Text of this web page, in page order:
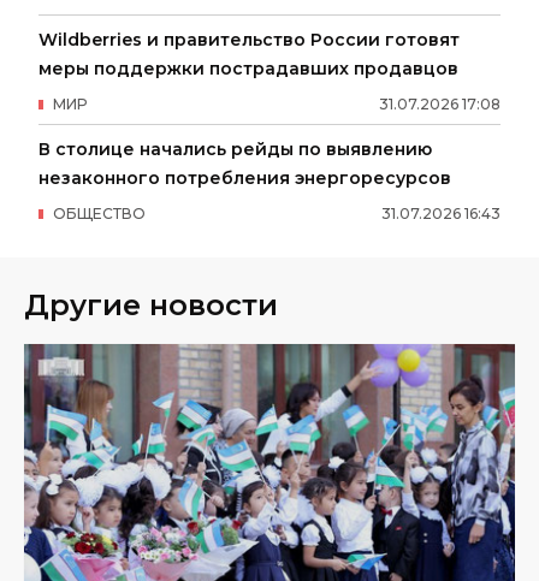
Wildberries и правительство России готовят
меры поддержки пострадавших продавцов
31.07.2026 17:08
МИР
В столице начались рейды по выявлению
незаконного потребления энергоресурсов
31.07.2026 16:43
ОБЩЕСТВО
Другие новости